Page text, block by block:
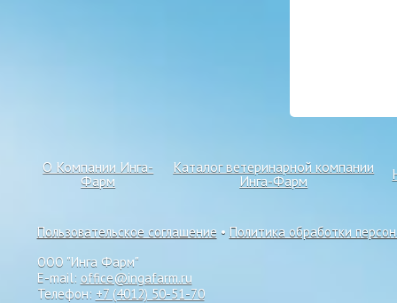
О Компании Инга-
Фарм
Каталог ветеринарной компании
Инга-Фарм
Пользовательское соглашение • Политика обработки
ООО "Инга Фарм"
E-mail: office@ingafarm.ru
Телефон: +7 (4012) 50-51-70